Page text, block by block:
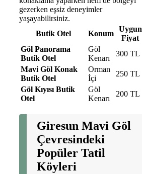
gezerken eşsiz deneyimler
yaşayabilirsiniz.
Butik Otel
Konum
Uygun
Fiyat
Göl Panorama
Butik Otel
Göl
Kenarı
300 TL
Mavi Göl Konak
Butik Otel
Orman
İçi
250 TL
Göl Kıyısı Butik
Otel
Göl
Kenarı
200 TL
Giresun Mavi Göl
Çevresindeki
Popüler Tatil
Köyleri